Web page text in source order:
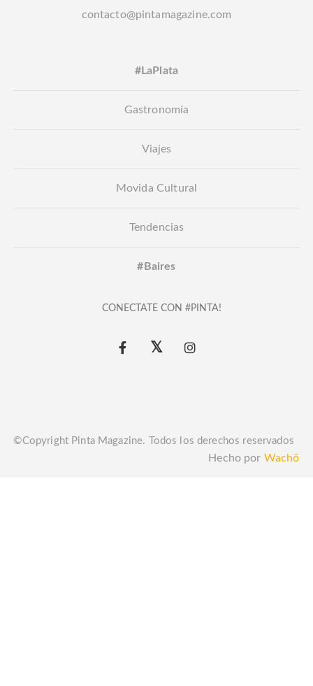
contacto@pintamagazine.com
#LaPlata
Gastronomía
Viajes
Movida Cultural
Tendencias
#Baires
CONECTATE CON #PINTA!
©Copyright Pinta Magazine. Todos los derechos reservados
Hecho por Wachö